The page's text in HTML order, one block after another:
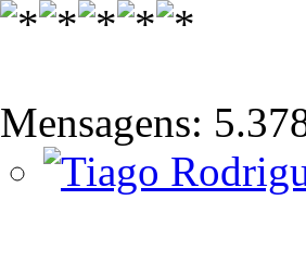
Mensagens: